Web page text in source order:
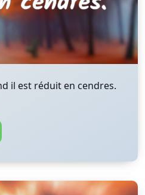
il est réduit en cendres.